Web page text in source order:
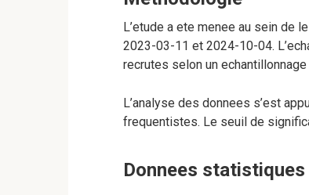
L’etude a ete menee au sein de
2023-03-11 et 2024-10-04.
recrutes selon un
L’analyse des donnees s’est
frequentistes. Le seuil de
Donnees statistiques